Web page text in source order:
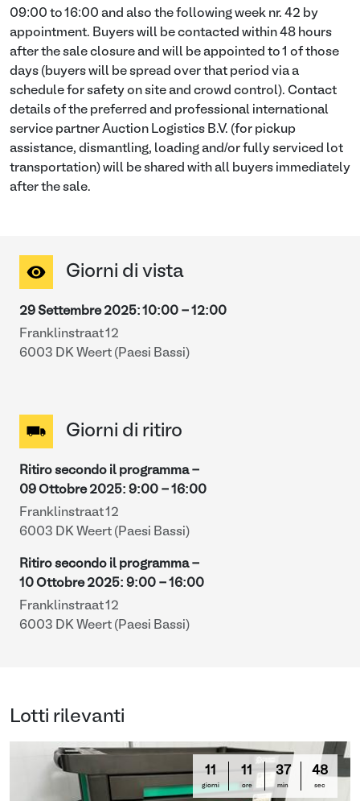
09:00 to 16:00 and also the following week nr. 42 by
appointment. Buyers will be contacted within 48 hours
after the sale closure and will be appointed to 1 of those
days (buyers will be spread over that period via a
schedule for safety on site and crowd control). Contact
details of the preferred and professional international
service partner Auction Logistics B.V. (for pickup
assistance, dismantling, loading and/or fully serviced lot
transportation) will be shared with all buyers immediately
after the sale.
Giorni di vista
29 Settembre 2025: 10:00 - 12:00
Franklinstraat 12
6003 DK Weert (Paesi Bassi)
Giorni di ritiro
Ritiro secondo il programma -
09 Ottobre 2025: 9:00 - 16:00
Franklinstraat 12
6003 DK Weert (Paesi Bassi)
Ritiro secondo il programma -
10 Ottobre 2025: 9:00 - 16:00
Franklinstraat 12
6003 DK Weert (Paesi Bassi)
Lotti rilevanti
11
giorni
11
ore
37
min
47
sec